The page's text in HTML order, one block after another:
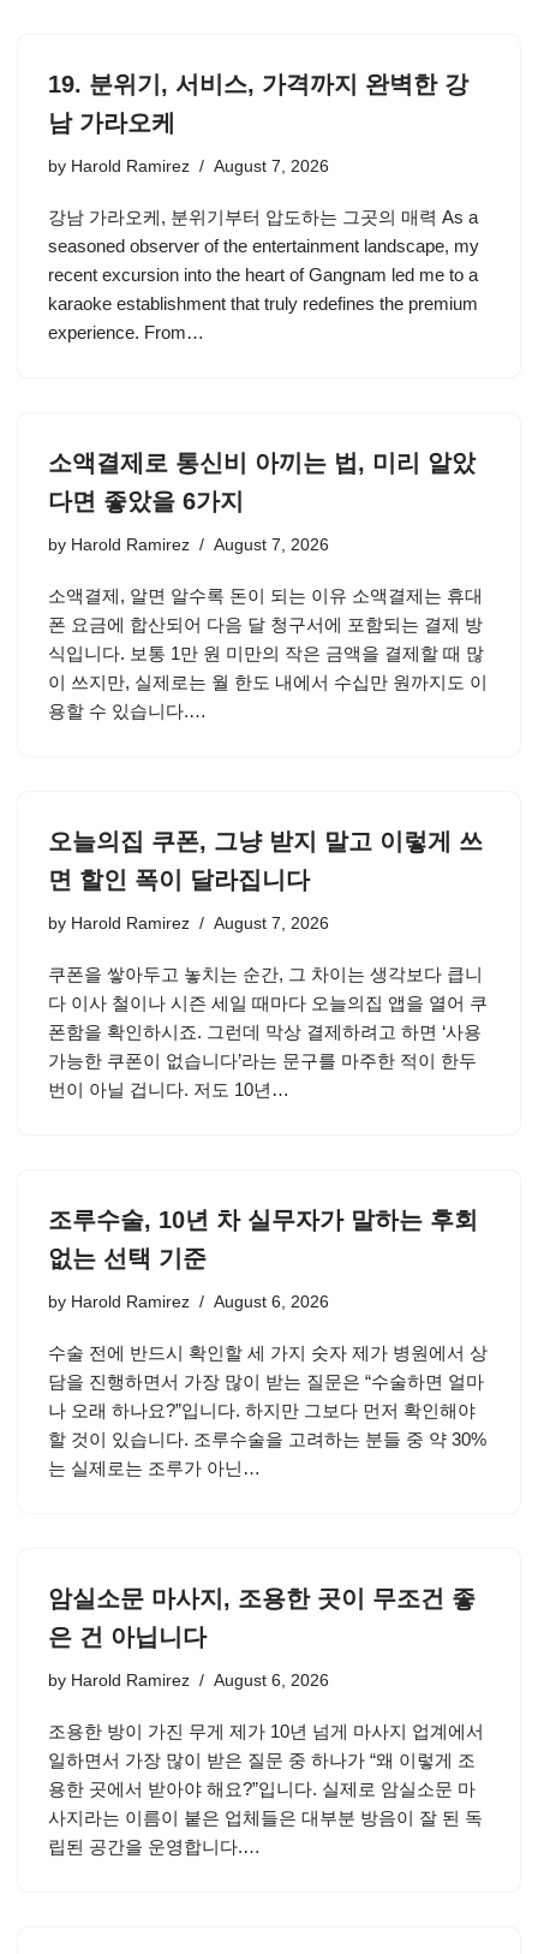
19. 분위기, 서비스, 가격까지 완벽한 강
남 가라오케
by Harold Ramirez August 7, 2026
강남 가라오케, 분위기부터 압도하는 그곳의 매력 As a
seasoned observer of the entertainment landscape, my
recent excursion into the heart of Gangnam led me to a
karaoke establishment that truly redefines the premium
experience. From…
소액결제로 통신비 아끼는 법, 미리 알았
다면 좋았을 6가지
by Harold Ramirez August 7, 2026
소액결제, 알면 알수록 돈이 되는 이유 소액결제는 휴대
폰 요금에 합산되어 다음 달 청구서에 포함되는 결제 방
식입니다. 보통 1만 원 미만의 작은 금액을 결제할 때 많
이 쓰지만, 실제로는 월 한도 내에서 수십만 원까지도 이
용할 수 있습니다.…
오늘의집 쿠폰, 그냥 받지 말고 이렇게 쓰
면 할인 폭이 달라집니다
by Harold Ramirez August 7, 2026
쿠폰을 쌓아두고 놓치는 순간, 그 차이는 생각보다 큽니
다 이사 철이나 시즌 세일 때마다 오늘의집 앱을 열어 쿠
폰함을 확인하시죠. 그런데 막상 결제하려고 하면 ‘사용
가능한 쿠폰이 없습니다’라는 문구를 마주한 적이 한두
번이 아닐 겁니다. 저도 10년…
조루수술, 10년 차 실무자가 말하는 후회
없는 선택 기준
by Harold Ramirez August 6, 2026
수술 전에 반드시 확인할 세 가지 숫자 제가 병원에서 상
담을 진행하면서 가장 많이 받는 질문은 “수술하면 얼마
나 오래 하나요?”입니다. 하지만 그보다 먼저 확인해야
할 것이 있습니다. 조루수술을 고려하는 분들 중 약 30%
는 실제로는 조루가 아닌…
암실소문 마사지, 조용한 곳이 무조건 좋
은 건 아닙니다
by Harold Ramirez August 6, 2026
조용한 방이 가진 무게 제가 10년 넘게 마사지 업계에서
일하면서 가장 많이 받은 질문 중 하나가 “왜 이렇게 조
용한 곳에서 받아야 해요?”입니다. 실제로 암실소문 마
사지라는 이름이 붙은 업체들은 대부분 방음이 잘 된 독
립된 공간을 운영합니다.…